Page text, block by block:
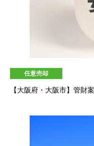
任意売却
【大阪府・大阪市】管財